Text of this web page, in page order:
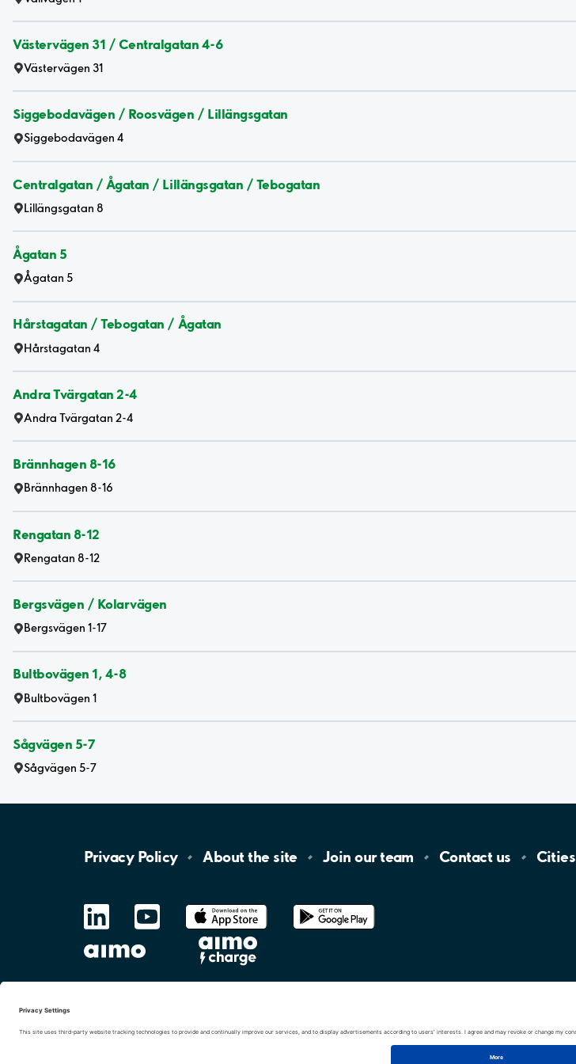
Västervägen 31 / Centralgatan 4-6
Västervägen 31
Siggebodavägen / Roosvägen / Lillängsgatan
Siggebodavägen 4
Centralgatan / Ågatan / Lillängsgatan / Tebogatan
Lillängsgatan 8
Ågatan 5
Ågatan 5
Hårstagatan / Tebogatan / Ågatan
Hårstagatan 4
Andra Tvärgatan 2-4
Andra Tvärgatan 2-4
Brännhagen 8-16
Brännhagen 8-16
Rengatan 8-12
Rengatan 8-12
Bergsvägen / Kolarvägen
Bergsvägen 1-17
Bultbovägen 1, 4-8
Bultbovägen 1
Sågvägen 5-7
Sågvägen 5-7
Privacy Policy About the site Join ourteam Contact us Cities